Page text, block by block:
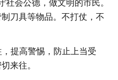
社会公德，做文明的市民。
刀具等物品。不打仗，不
提高警惕，防止上当受
来往。